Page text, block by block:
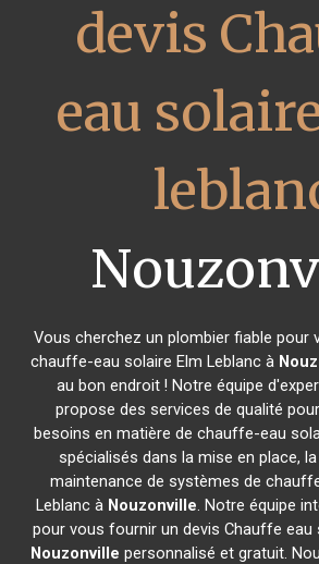
devis
eau
Vous cherchez un plombier fiable pour
chauffe-eau solaire Elm Leblanc à
au bon endroit ! Notre équipe
propose des services de qualité
besoins en matière de chauffe-eau
spécialisés dans la mise en place,
maintenance de systèmes de
Leblanc à Nouzonville. Notre équipe
pour vous fournir un devis Chauffe eau
Nouzonville personnalisé et gratuit.